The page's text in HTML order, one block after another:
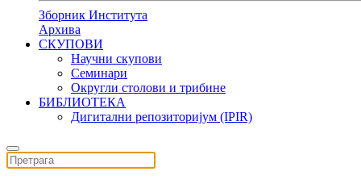
Зборник Института
Архива
СКУПОВИ
Научни скупови
Семинари
Округли столови и трибине
БИБЛИОТЕКА
Дигитални репозиторијум (IPIR)